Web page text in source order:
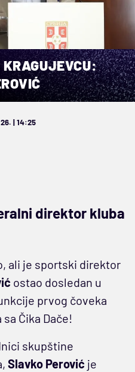
| 14:25
direktor kluba
ali je sportski direktor
ostao dosledan u
prvog čoveka
Čika Dače!
skupštine
Slavko Perović je